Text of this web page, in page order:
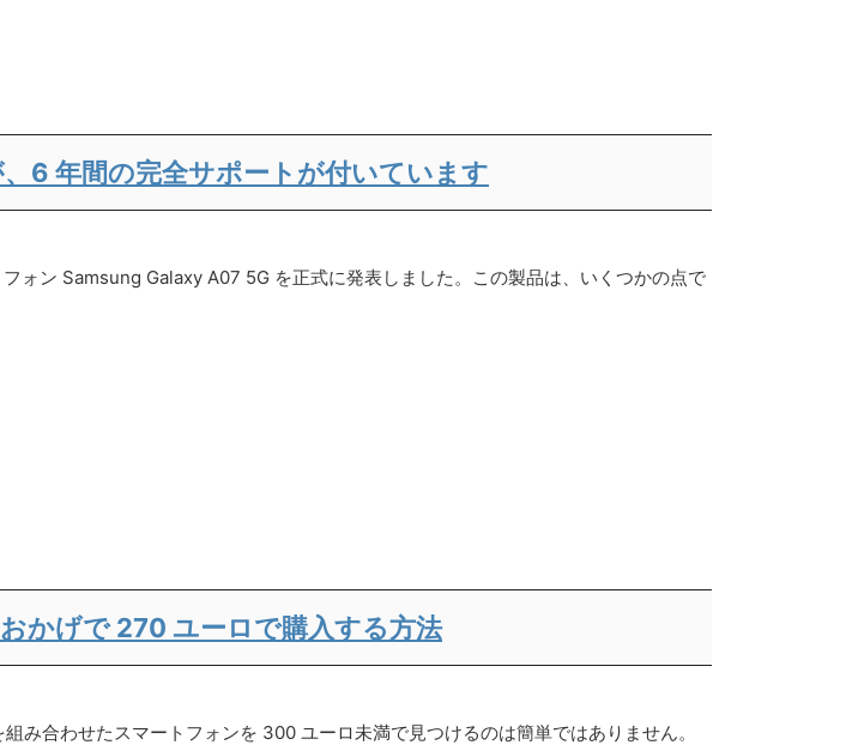
6 年間の完全サポートが付いています
ォン Samsung Galaxy A07 5G を正式に発表しました。この製品は、いくつかの点で
かげで 270 ユーロで購入する方法
合わせたスマートフォンを 300 ユーロ未満で見つけるのは簡単ではありません。